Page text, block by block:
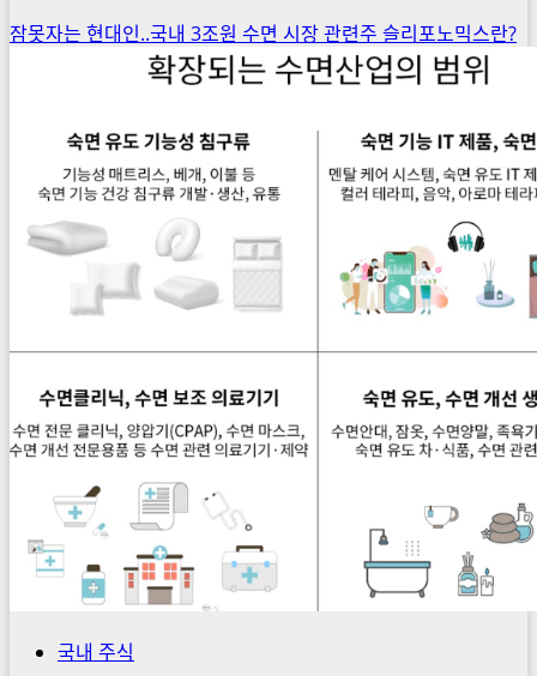
잠못자는 현대인..국내 3조원 수면 시장 관련주 슬리포노믹스란?
국내 주식